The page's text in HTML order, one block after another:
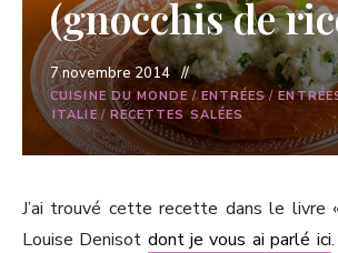
(gnocchis de
7 novembre 2014
CUISINE DU MONDE / ENTRÉES /
ITALIE/ RECETTES SALÉES
J’ai trouvé cette recette dans le livre
Louise Denisot dont je vous ai parlé ici